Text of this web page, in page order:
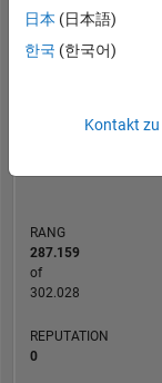
BEITRÄGE L
1
10/20
06/21
02/22
10/22
06/23
10/24
06/25
02/26
07/21
04/22
01/23
10/23
07/24
04/25
01/26
RANG
287.159
of
302.028
REPUTATION
0
日本 (日本語)
한국 (한국어)
Kontakt